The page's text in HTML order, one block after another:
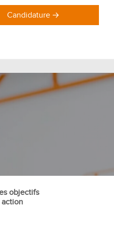
objectifs
action
Candidature
FORMATION